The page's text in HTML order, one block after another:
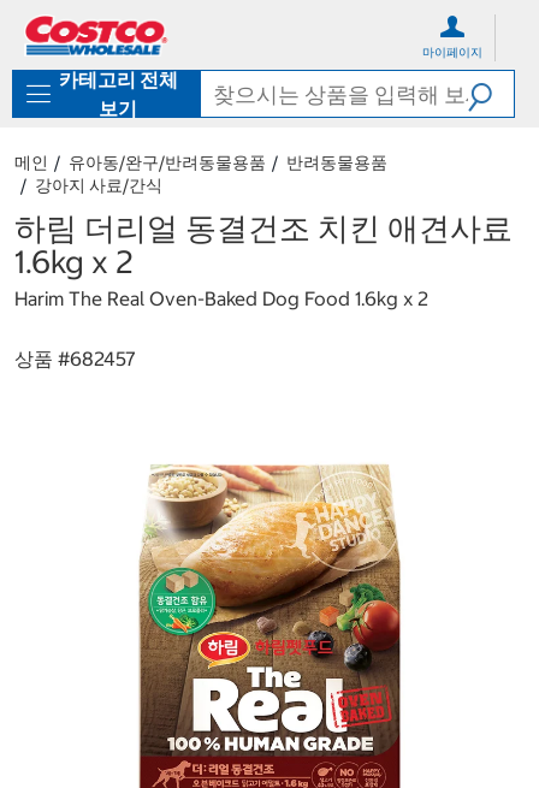
로
기
가
마이페이지
카테고리 전체
보기
메인 유아동/완구/반려동물용품
반려동물용품
강아지 사료/간식
하림 더리얼 동결건조 치킨 애견사료
1.6kg x 2
Harim The Real Oven-Baked Dog Food 1.6kg x 2
상품 #682457